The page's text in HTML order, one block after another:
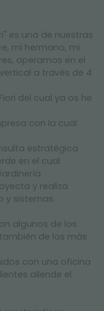
es una de nuestras
mi hermano, mi
operamos en el
a través de 4
del cual ya os he
con la cual
estratégica
en el cual
y realiza
y sistemas
algunos de los
de los más
con una oficina
allende el